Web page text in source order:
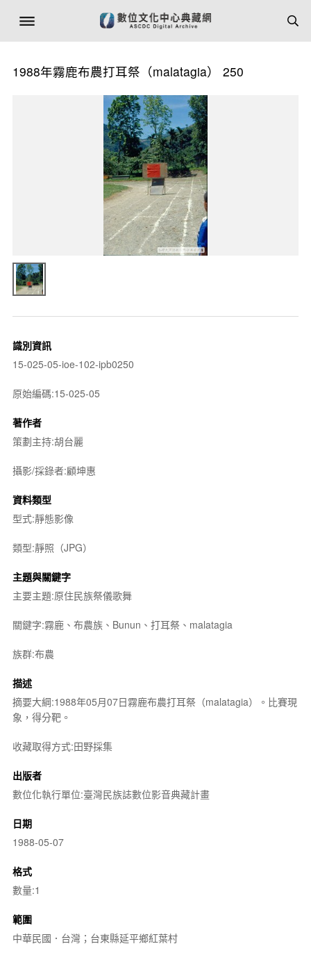
1988年霧鹿布農打耳祭（malatagia） 250
識別資訊
15-025-05-ioe-102-ipb0250
原始編碼:15-025-05
著作者
策劃主持:胡台麗
攝影/採錄者:顧坤惠
資料類型
型式:靜態影像
類型:靜照（JPG）
主題與關鍵字
主要主題:原住民族祭儀歌舞
關鍵字:霧鹿、布農族、Bunun、打耳祭、malatagia
族群:布農
描述
摘要大綱:1988年05月07日霧鹿布農打耳祭（malatagia）。比賽現
象，得分靶。
收藏取得方式:田野採集
出版者
數位化執行單位:臺灣民族誌數位影音典藏計畫
日期
1988-05-07
格式
數量:1
範圍
中華民國．台灣；台東縣延平鄉紅葉村